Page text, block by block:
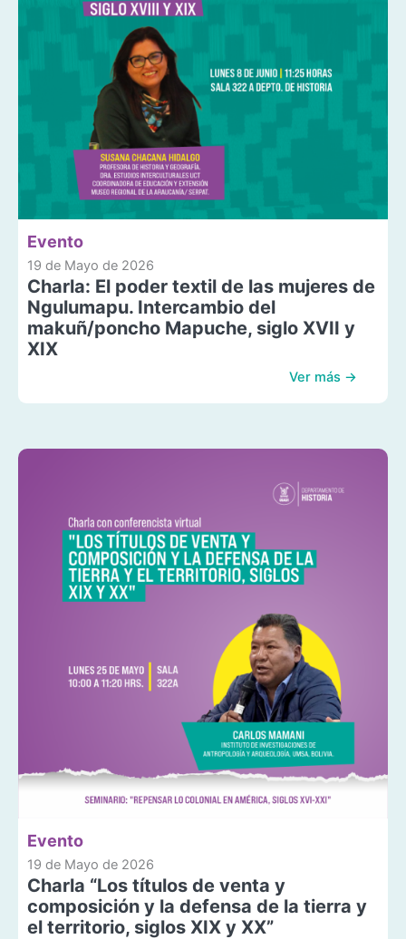
Evento
19 de Mayo de 2026
Charla: El poder textil de las mujeres de
Ngulumapu. Intercambio del
makuñ/poncho Mapuche, siglo XVII y
XIX
Ver más →
Evento
19 de Mayo de 2026
Charla “Los títulos de venta y
composición y la defensa de la tierra y
el territorio, siglos XIX y XX”